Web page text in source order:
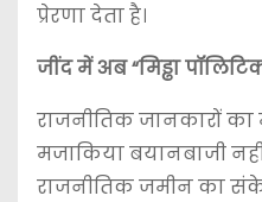
प्रेरणा देता है।
जींद में अब “मिड्ढा
राजनीतिक जानकारों का
मजाकिया बयानबाजी
राजनीतिक जमीन का